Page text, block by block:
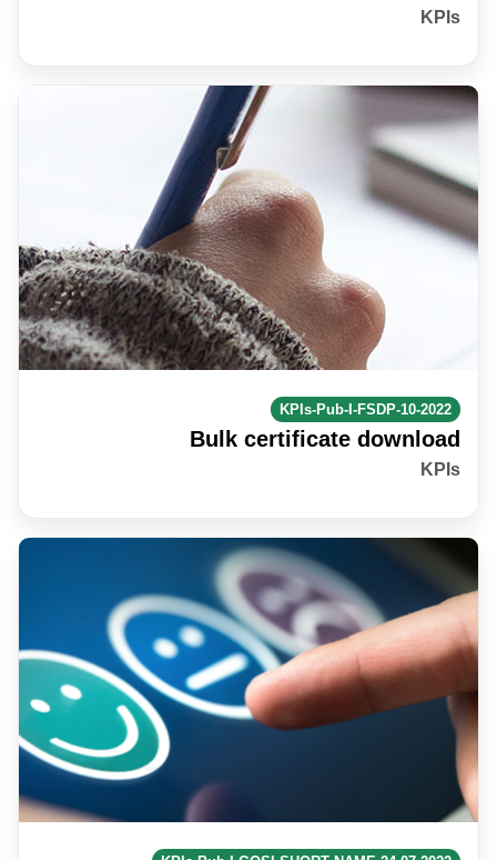
KPIs
KPIs-Pub-I-FSDP-10-2022
Bulk certificate download
KPIs